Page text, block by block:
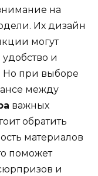
на
Их дизайн
могут
и
Но при выборе
между
важных
обратить
материалов
поможет
и